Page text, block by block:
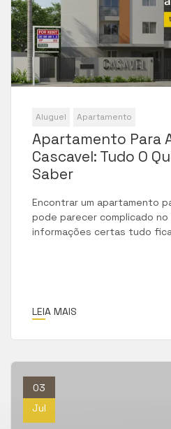
Aluguel Apartamento
Apartamento Para
Cascavel: Tudo O
Saber
Encontrar um apartamento
pode parecer complicado no
informações certas tudo
LEIA MAIS
03
Jul